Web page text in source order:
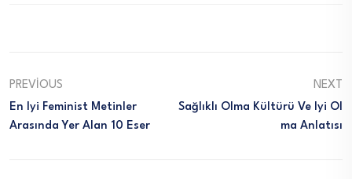
PREVIOUS
En Iyi Feminist Metinler
Arasında Yer Alan 10 Eser
NEXT
Sağlıklı Olma Kültürü Ve Iyi Ol
Ma Anlatısı